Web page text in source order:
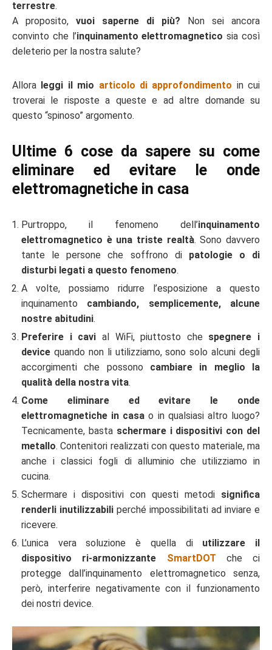
terrestre.
A proposito, vuoi saperne di più? Non sei ancora
convinto che l’inquinamento elettromagnetico sia così
deleterio per la nostra salute?
Allora leggi il mio articolo di approfondimento in cui
troverai le risposte a queste e ad altre domande su
questo “spinoso” argomento.
Ultime 6 cose da sapere su come
eliminare ed evitare le onde
elettromagnetiche in casa
Purtroppo, il fenomeno dell’inquinamento
elettromagnetico è una triste realtà. Sono davvero
tante le persone che soffrono di patologie o di
disturbi legati a questo fenomeno.
A volte, possiamo ridurre l’esposizione a questo
inquinamento cambiando, semplicemente, alcune
nostre abitudini.
Preferire i cavi al WiFi, piuttosto che spegnere i
device quando non li utilizziamo, sono solo alcuni degli
accorgimenti che possono cambiare in meglio la
qualità della nostra vita.
Come eliminare ed evitare le onde
elettromagnetiche in casa o in qualsiasi altro luogo?
Tecnicamente, basta schermare i dispositivi con del
metallo. Contenitori realizzati con questo materiale, ma
anche i classici fogli di alluminio che utilizziamo in
cucina.
Schermare i dispositivi con questi metodi significa
renderli inutilizzabili perché impossibilitati ad inviare e
ricevere.
L’unica vera soluzione è quella di utilizzare il
dispositivo ri-armonizzante SmartDOT che ci
protegge dall’inquinamento elettromagnetico senza,
però, interferire negativamente con il funzionamento
dei nostri device.